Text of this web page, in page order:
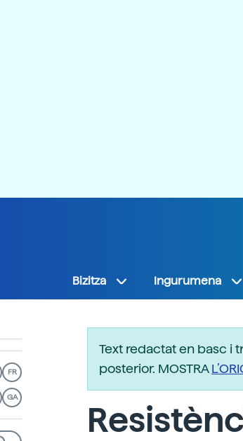
Bizitza Ingurumena
FR
GA
Text redactat en basc i
posterior. MOSTRA